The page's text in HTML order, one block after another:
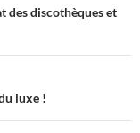
des discothèques et
luxe !